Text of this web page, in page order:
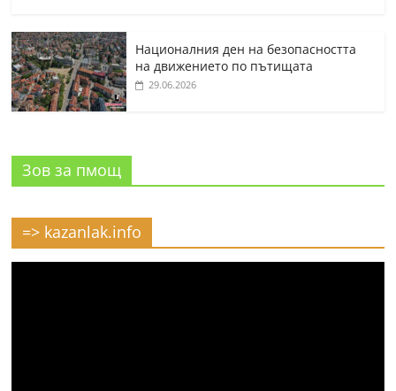
Националния ден на безопасността
на движението по пътищата
29.06.2026
Зов за пмощ
=> kazanlak.info